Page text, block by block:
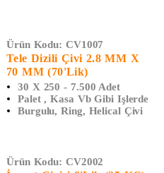
Ürün Kodu: CV1007
Tele Dizili Çivi 2.8 MM X
70 MM (70'lik)
30 X 250 - 7.500 Adet
Palet , Kasa Vb Gibi Işlerde
Burgulu, Ring, Helical Çivi
Ürün Kodu: CV2002